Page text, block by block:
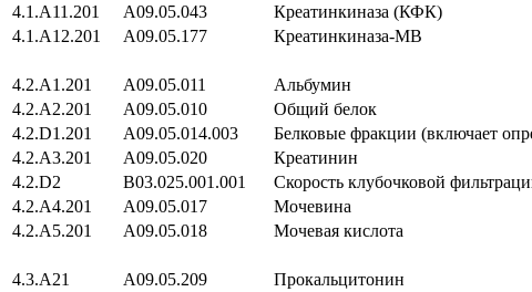
4.1.A11.201
A09.05.043 Креатинкиназа (КФК)
4.1.A12.201
A09.05.177 Креатинкиназа-МВ
4.2.A1.201
A09.05.011 Альбумин
4.2.A2.201
A09.05.010 Общий белок
4.2.D1.201
A09.05.014.003 Белковые фракции (включает
4.2.A3.201
A09.05.020 Креатинин
4.2.D2
B03.025.001.001 Скорость клубочковой
4.2.A4.201
A09.05.017 Мочевина
4.2.A5.201
A09.05.018 Мочевая кислота
4.3.A21
A09.05.209 Прокальцитонин